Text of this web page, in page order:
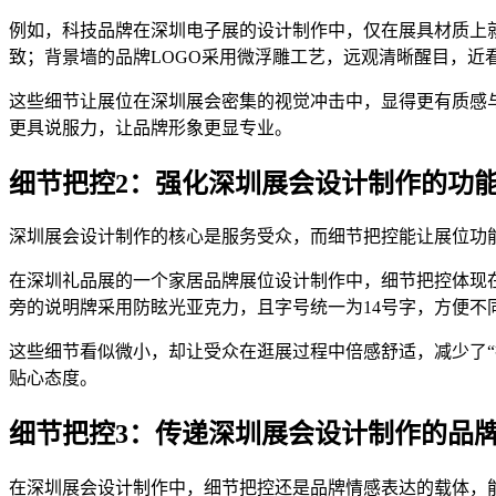
例如，科技品牌在深圳电子展的设计制作中，仅在展具材质
致；背景墙的品牌LOGO采用微浮雕工艺，远观清晰醒目，近
这些细节让展位在深圳展会密集的视觉冲击中，显得更有质
更具说服力，让品牌形象更显专业。
细节把控2：强化深圳展会设计制作的功
深圳展会设计制作的核心是服务受众，而细节把控能让展位功
在深圳礼品展的一个家居品牌展位设计制作中，细节把控体
旁的说明牌采用防眩光亚克力，且字号统一为14号字，方便
这些细节看似微小，却让受众在逛展过程中倍感舒适，减少
贴心态度。
细节把控3：传递深圳展会设计制作的品
在深圳展会设计制作中，细节把控还是品牌情感表达的载体，